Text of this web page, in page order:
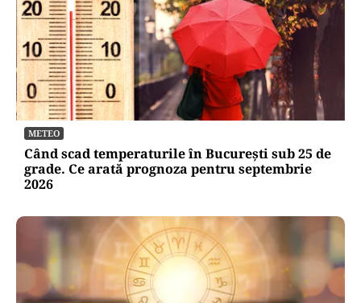
METEO
Când scad temperaturile în București sub 25 de
grade. Ce arată prognoza pentru septembrie
2026